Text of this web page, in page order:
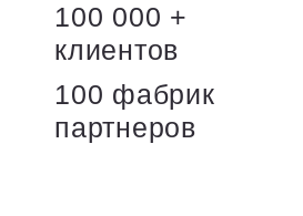
100 000 +
клиентов
100 фабрик
партнеров